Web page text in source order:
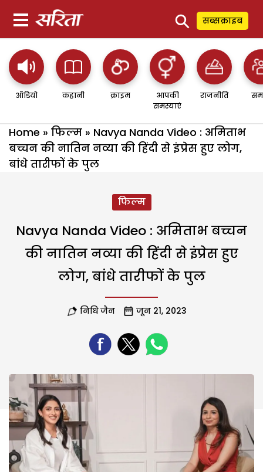
⚲ सब्सक्राइब
ऑडियो कहानी क्राइम
आपकी
समस्याएं
राजनीति
Home » फिल्म » Navya Nanda Video : अमिताभ
बच्चन की नातिन नव्या की हिंदी से इंप्रेस हुए लोग,
बांधे तारीफों के पुल
फिल्म
Navya Nanda Video : अमिताभ बच्चन
की नातिन नव्या की हिंदी से इंप्रेस हुए
लोग, बांधे तारीफों के पुल
निधि जैन जून 21, 2023